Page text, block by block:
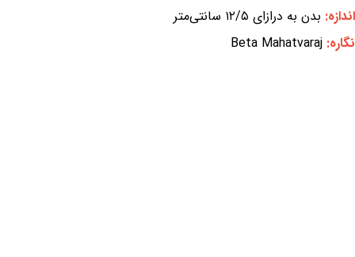
اندازه: بدن به درازای ۱۲/۵ سانتی‌متر
نگاره: Beta Mahatvaraj